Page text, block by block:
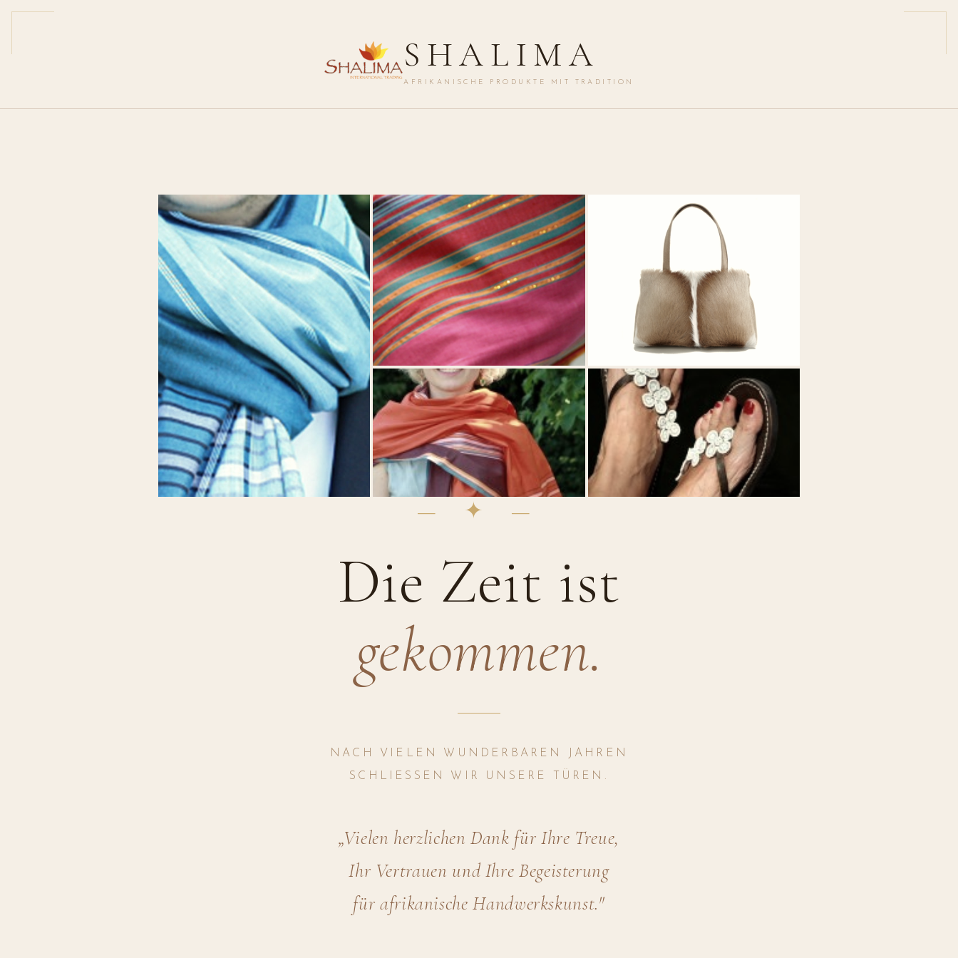
SHALIMA
AFRIKANISCHE PRODUKTE MIT TRADITION
— ✦ —
Die Zeit ist
gekommen.
NACH VIELEN WUNDERBAREN JAHREN
SCHLIESSEN WIR UNSERE TÜREN.
„Vielen herzlichen Dank für Ihre Treue,
Ihr Vertrauen und Ihre Begeisterung
für afrikanische Handwerkskunst."